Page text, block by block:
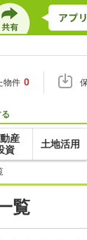
物件 0
産
資
土地活用
覧